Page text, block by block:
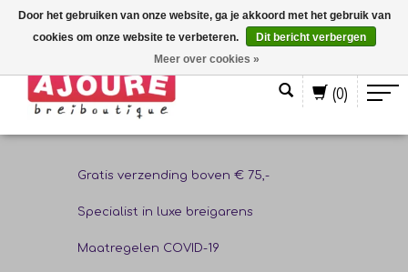
(0)
Gratis verzending boven € 75,-
Specialist in luxe breigarens
Maatregelen COVID-19
Door het gebruiken van onze website, ga je akkoord met het gebruik van
cookies om onze website te verbeteren.
Dit bericht verbergen
Meer over cookies »